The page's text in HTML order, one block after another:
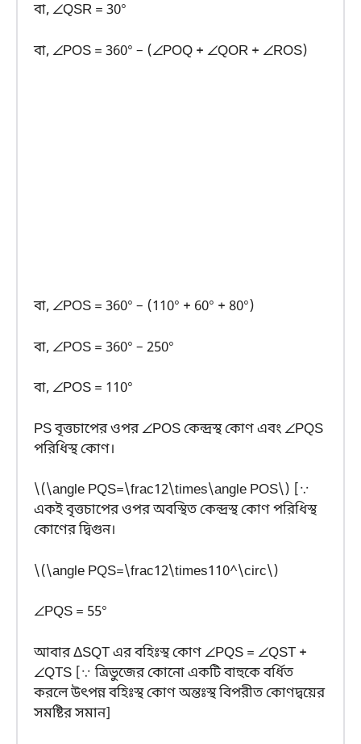
বা, ∠QSR = 30°
বা, ∠POS = 360° – (∠POQ + ∠QOR + ∠ROS)
বা, ∠POS = 360° – (110° + 60° + 80°)
বা, ∠POS = 360° – 250°
বা, ∠POS = 110°
PS বৃত্তচাপের ওপর ∠POS কেন্দ্রস্থ কোণ এবং ∠PQS
পরিধিস্থ কোণ।
\(\angle PQS=\frac12\times\angle POS\) [∵
একই বৃত্তচাপের ওপর অবস্থিত কেন্দ্রস্থ কোণ পরিধিস্থ
কোণের দ্বিগুন।
\(\angle PQS=\frac12\times110^\circ\)
∠PQS = 55°
আবার ΔSQT এর বহিঃস্থ কোণ ∠PQS = ∠QST +
∠QTS [∵ ত্রিভুজের কোনো একটি বাহুকে বর্ধিত
করলে উৎপন্ন বহিঃস্থ কোণ অন্তঃস্থ বিপরীত কোণদ্বয়ের
সমষ্টির সমান]